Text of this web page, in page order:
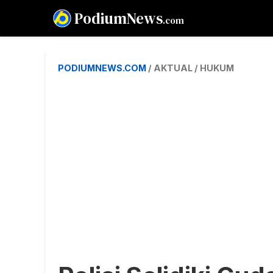
PodiumNews.com
PODIUMNEWS.COM / AKTUAL / HUKUM